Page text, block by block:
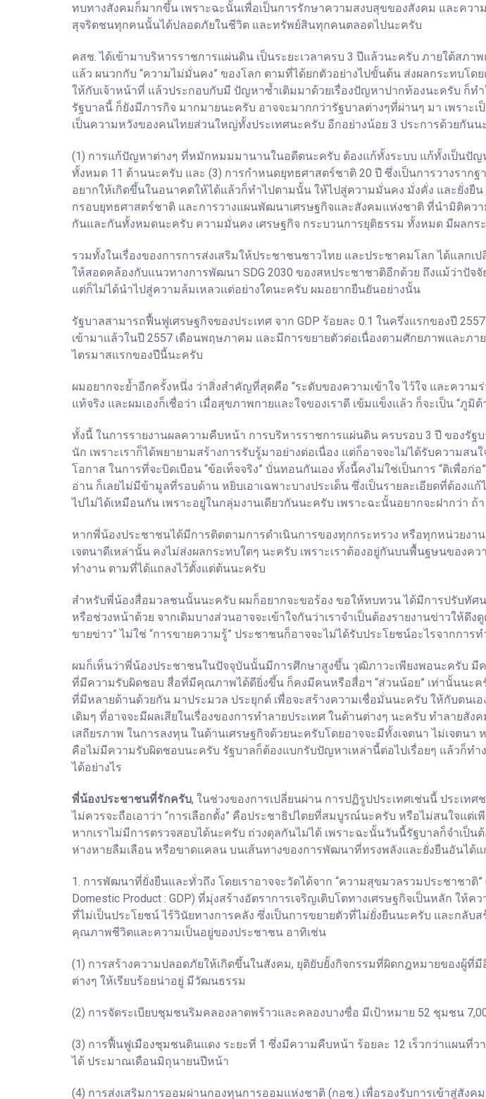
ทบทางสังคมก็มากขึ้น เพราะฉะนั้นเพื่อเป็นการรักษาความสงบสุขของสังคม และค
สุจริตชนทุกคนนั้นได้ปลอดภัยในชีวิต และทรัพย์สินทุกคนตลอดไปนะครับ
คสช. ได้เข้ามาบริหารราชการแผ่นดิน เป็นระยะเวลาครบ 3 ปีแล้วนะครับ ภายใต้สภ
แล้ว ผนวกกับ “ความไม่มั่นคง” ของโลก ตามที่ได้ยกตัวอย่างไปขั้นต้น ส่งผลกระทบโ
ให้กับเจ้าหน้าที่ แล้วประกอบกับมี ปัญหาซ้ำเติมมาด้วยเรื่องปัญหาปากท้องนะครับ ก็
รัฐบาลนี้ ก็ยังมีภารกิจ มากมายนะครับ อาจจะมากกว่ารัฐบาลต่างๆที่ผ่านๆ มา เพรา
เป็นความหวังของคนไทยส่วนใหญ่ทั้งประเทศนะครับ อีกอย่างน้อย 3 ประการด้วยกันน
(1) การแก้ปัญหาต่างๆ ที่หมักหมมมานานในอดีตนะครับ ต้องแก้ทั้งระบบ แก้ทั้งเป็นปัญ
ทั้งหมด 11 ด้านนะครับ และ (3) การกำหนดยุทธศาสตร์ชาติ 20 ปี ซึ่งเป็นการวางราก
อยากให้เกิดขึ้นในอนาคตให้ได้แล้วก็ทำไปตามนั้น ให้ไปสู่ความมั่นคง มั่งคั่ง และยั่งยื
กรอบยุทธศาสตร์ชาติ และการวางแผนพัฒนาเศรษฐกิจและสังคมแห่งชาติ ที่นำมิติค
กันและกันทั้งหมดนะครับ ความมั่นคง เศรษฐกิจ กระบวนการยุติธรรม ทั้งหมด มีผลกร
รวมทั้งในเรื่องของการการส่งเสริมให้ประชาชนชาวไทย และประชาคมโลก ได้แลก
ให้สอดคล้องกับแนวทางการพัฒนา SDG 2030 ของสหประชาชาติอีกด้วย ถึงแม้ว่าปัจ
แต่ก็ไม่ได้นำไปสู่ความล้มเหลวแต่อย่างใดนะครับ ผมอยากยืนยันอย่างนั้น
รัฐบาลสามารถฟื้นฟูเศรษฐกิจของประเทศ จาก GDP ร้อยละ 0.1 ในครึ่งแรกของปี
เข้ามาแล้วในปี 2557 เดือนพฤษภาคม และมีการขยายตัวต่อเนื่องตามศักยภาพและภา
ไตรมาสแรกของปีนี้นะครับ
ผมอยากจะย้ำอีกครั้งหนึ่ง ว่าสิ่งสำคัญที่สุดคือ “ระดับของความเข้าใจ ไว้ใจ และควา
แท้จริง และผมเองก็เชื่อว่า เมื่อสุขภาพกายและใจของเราดี เข้มแข็งแล้ว ก็จะเป็น “
ทั้งนี้ ในการรายงานผลความคืบหน้า การบริหารราชการแผ่นดิน ครบรอบ 3 ปี ของรั
นัก เพราะเราก็ได้พยายามสร้างการรับรู้มาอย่างต่อเนื่อง แต่ก็อาจจะไม่ได้รับความส
โอกาส ในการที่จะบิดเบือน “ข้อเท็จจริง” บั่นทอนกันเอง ทั้งนี้คงไม่ใช่เป็นการ “ติเพื่
อ่าน ก็เลยไม่มีข้ามูลที่รอบด้าน หยิบเอาเฉพาะบางประเด็น ซึ่งเป็นรายละเอียดที่ต้อง
ไปไม่ได้เหมือนกัน เพราะอยู่ในกลุ่มงานเดียวกันนะครับ เพราะฉะนั้นอยากจะฝากว่า ถ้า
หากพี่น้องประชาชนได้มีการติดตามการดำเนินการของทุกกระทรวง หรือทุกหน่วยง
เจตนาดีเหล่านั้น คงไม่ส่งผลกระทบใดๆ นะครับ เพราะเราต้องอยู่กันบนพื้นฐษนของค
ทำงาน ตามที่ได้แถลงไว้ตั้งแต่ต้นนะครับ
สำหรับพี่น้องสื่อมวลชนนั้นนะครับ ผมก็อยากจะขอร้อง ขอให้ทบทวน ได้มีการปรับทัศ
หรือช่วงหน้าด้วย จากเดิมบางส่วนอาจจะเข้าใจกันว่าเราจำเป็นต้องรายงานข่าวให้ดึ
ขายข่าว” ไม่ใช่ “การขายความรู้” ประชาชนก็อาจจะไม่ได้รับประโยชน์อะไรจากกา
ผมก็เห็นว่าพี่น้องประชาชนในปัจจุบันนั้นมีการศึกษาสูงขึ้น วุฒิภาวะเพียงพอนะครับ
ที่มีความรับผิดชอบ สื่อที่มีคุณภาพได้ดียิ่งขึ้น ก็คงมีคนหรือสื่อฯ “ส่วนน้อย” เท่านั้นนะ
ที่มีหลายด้านด้วยกัน มาประมวล ประยุกต์ เพื่อจะสร้างความเชื่อมั่นนะครับ ให้กับตน
เดิมๆ ที่อาจจะมีผลเสียในเรื่องของการทำลายประเทศ ในด้านต่างๆ นะครับ ทำลาย
เสถียรภาพ ในการลงทุน ในด้านเศรษฐกิจด้วยนะครับโดยอาจจะมีทั้งเจตนา ไม่เจตน
คือไม่มีความรับผิดชอบนะครับ รัฐบาลก็ต้องแบกรับปัญหาเหล่านี้ต่อไปเรื่อยๆ แล้วก็ท
ได้อย่างไร
พี่น้องประชาชนที่รักครับ, ในช่วงของการเปลี่ยนผ่าน การปฏิรูปประเทศเช่นนี้ ประเทศ
ไม่ควรจะถือเอาว่า “การเลือกตั้ง” คือประชาธิปไตยที่สมบูรณ์นะครับ หรือไม่สนใจแต่
หากเราไม่มีการตรวจสอบได้นะครับ ถ่วงดุลกันไม่ได้ เพราะฉะนั้นวันนี้รัฐบาลก็จำเป็น
ห่างหายลืมเลือน หรือขาดแคลน บนเส้นทางของการพัฒนาที่ทรงพลังและยั่งยืนอันได้แก่
1. การพัฒนาที่ยั่งยืนและทั่วถึง โดยเราอาจจะวัดได้จาก “ความสุขมวลรวมประชาชาติ
Domestic Product : GDP) ที่มุ่งสร้างอัตราการเจริญเติบโตทางเศรษฐกิจเป็นหลัก
ที่ไม่เป็นประโยชน์ ไร้วินัยทางการคลัง ซึ่งเป็นการขยายตัวที่ไม่ยั่งยืนนะครับ และก
คุณภาพชีวิตและความเป็นอยู่ของประชาชน อาทิเช่น
(1) การสร้างความปลอดภัยให้เกิดขึ้นในสังคม, ยุติยับยั้งกิจกรรมที่ผิดกฎหมายของผู้ที่
ต่างๆ ให้เรียบร้อยน่าอยู่ มีวัฒนธรรม
(2) การจัดระเบียบชุมชนริมคลองลาดพร้าวและคลองบางซื่อ มีเป้าหมาย 52 ชุมชน
(3) การฟื้นฟูเมืองชุมชนดินแดง ระยะที่ 1 ซึ่งมีความคืบหน้า ร้อยละ 12 เร็วกว่าแผนที่ว
ได้ ประมาณเดือนมิถุนายนปีหน้า
(4) การส่งเสริมการออมผ่านกองทุนการออมแห่งชาติ (กอช.) เพื่อรองรับการเข้าสู่สัง